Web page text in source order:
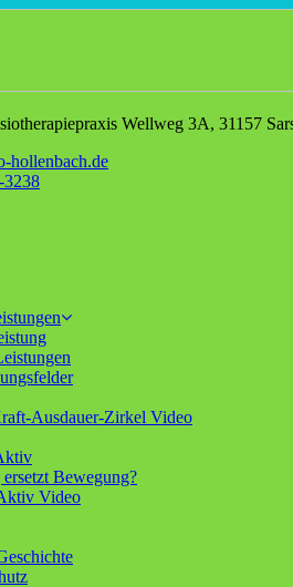
Wellweg 3A, 31157
hollenbach.de
3238
Ausdauer-Zirkel Video
Bewegung?
Video